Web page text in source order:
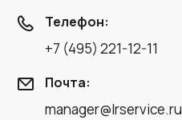
Телефон:
+7 (495) 221-12-11
Почта:
manager@lrservice.ru